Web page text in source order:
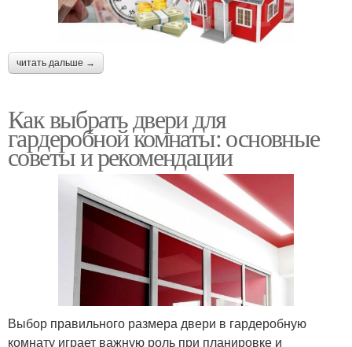
читать дальше →
Как выбрать двери для
гардеробной комнаты: основные
советы и рекомендации
Выбор правильного размера двери в гардеробную
комнату играет важную роль при планировке и